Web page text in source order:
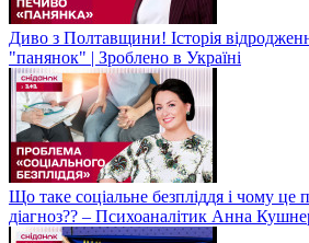
Диво з Полтавщини! Історія
"панянок" | Зроблено в Україні
Що таке соціальне безпліддя і чому це
діагноз?? – Психоаналітик Анна